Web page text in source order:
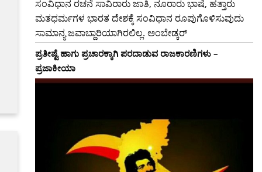
ಸಂವಿಧಾನ ರಚನೆ ಸಾವಿರಾರು ಜಾತಿ, ನೂರಾರು ಭಾಷೆ, ಹತ್ತಾರು
ಮತಧರ್ಮಗಳ ಭಾರತ ದೇಶಕ್ಕೆ ಸಂವಿಧಾನ ರೂಪುಗೊಳಿಸುವುದು
ಸಾಮಾನ್ಯ ಜವಾಬ್ದಾರಿಯಾಗಿರಲಿಲ್ಲ. ಅಂಬೇಡ್ಕರ್
ಪ್ರತೀಷ್ಟೆ ಹಾಗು ಪ್ರಚಾರಕ್ಕಾಗಿ ಪರದಾಡುವ ರಾಜಕಾರಣಿಗಳು –
ಪ್ರಜಾಕೀಯಾ